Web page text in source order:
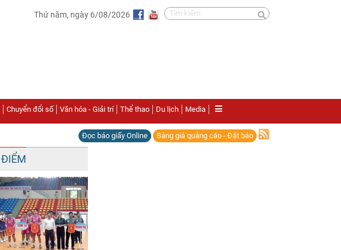
Thứ năm, ngày 6/08/2026
Chuyển đổi số Văn hóa - Giải trí Thể thao Du lịch Media
Đọc báo giấy Online Bảng giá quảng cáo - Đặt báo